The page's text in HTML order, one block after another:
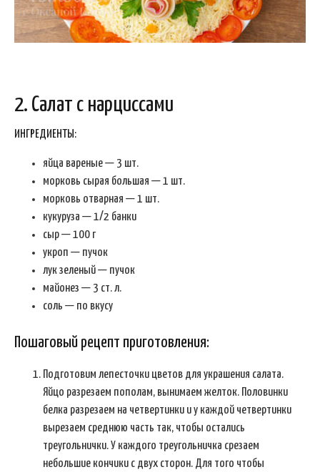
2. Салат с нарциссами
ИНГРЕДИЕНТЫ:
яйца вареные — 3 шт.
морковь сырая большая — 1 шт.
морковь отварная — 1 шт.
кукуруза — 1/2 банки
сыр — 100 г
укроп — пучок
лук зеленый — пучок
майонез — 3 ст. л.
соль — по вкусу
Пошаговый рецепт приготовления:
Подготовим лепесточки цветов для украшения салата.
Яйцо разрезаем пополам, вынимаем желток. Половинки
белка разрезаем на четвертинки и у каждой четвертинки
вырезаем среднюю часть так, чтобы остались
треугольнички. У каждого треугольничка срезаем
небольшие кончики с двух сторон. Для того чтобы